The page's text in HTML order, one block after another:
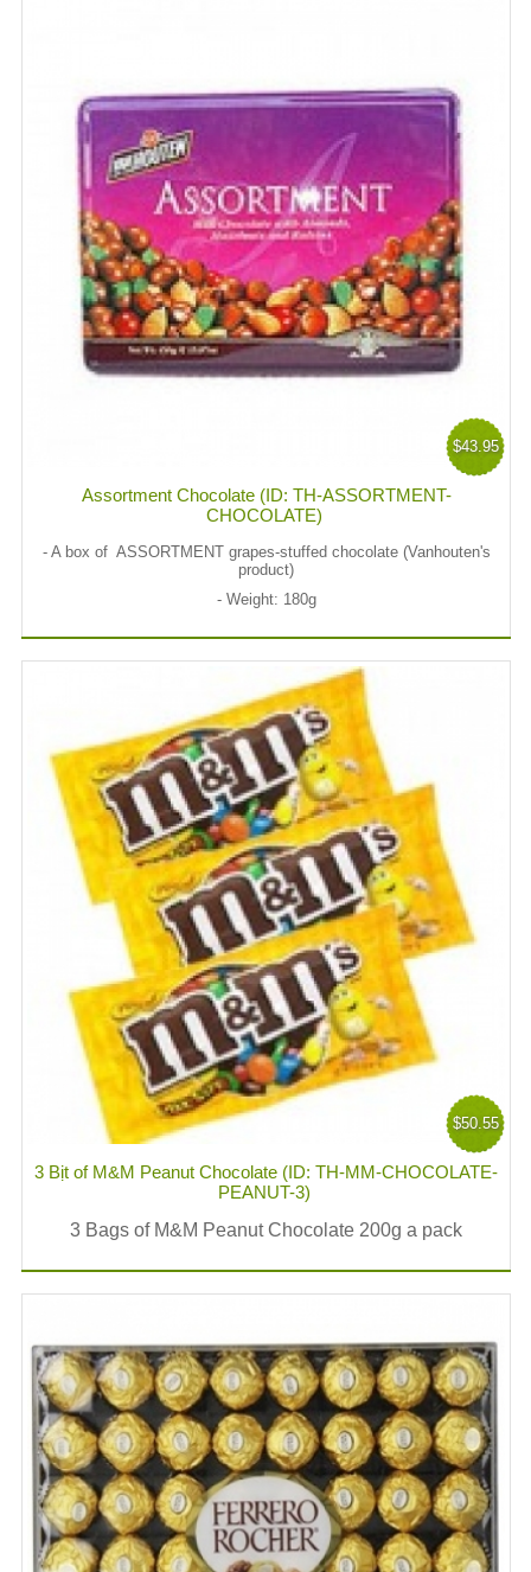
$43.95
Assortment Chocolate (ID: TH-ASSORTMENT-
CHOCOLATE)
- A box of ASSORTMENT grapes-stuffed chocolate (Vanhouten's
product)
- Weight: 180g
$50.55
3 Bịt of M&M Peanut Chocolate (ID: TH-MM-CHOCOLATE-
PEANUT-3)
3 Bags of M&M Peanut Chocolate 200g a pack